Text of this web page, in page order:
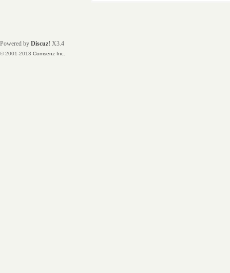
Powered by Discuz! X3.4
© 2001-2013 Comsenz Inc.